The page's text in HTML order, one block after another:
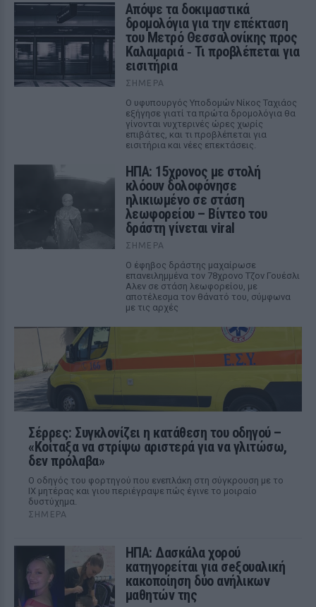
Απόψε τα δοκιμαστικά
δρομολόγια για την επέκταση
του Μετρό Θεσσαλονίκης προς
Καλαμαριά ‑ Τι προβλέπεται για
εισιτήρια
ΣΉΜΕΡΑ
Ο υφυπουργός Υποδομών Νίκος Ταχιάος
εξήγησε γιατί τα πρώτα δρομολόγια θα
γίνονται νυχτερινές ώρες χωρίς
επιβάτες, και τι προβλέπεται για
εισιτήρια και νέες επεκτάσεις.
ΗΠΑ: 15χρονος με στολή
κλόουν δολοφόνησε
ηλικιωμένο σε στάση
λεωφορείου – Βίντεο του
δράστη γίνεται viral
ΣΉΜΕΡΑ
Ο έφηβος δράστης μαχαίρωσε
επανειλημμένα τον 78χρονο Τζον Γουέσλι
Αλεν σε στάση λεωφορείου, με
αποτέλεσμα τον θάνατό του, σύμφωνα
με τις αρχές
Σέρρες: Συγκλονίζει η κατάθεση του οδηγού –
«Κοίταξα να στρίψω αριστερά για να γλιτώσω,
δεν πρόλαβα»
Ο οδηγός του φορτηγού που ενεπλάκη στη σύγκρουση με το
ΙΧ μητέρας και γιου περιέγραψε πώς έγινε το μοιραίο
δυστύχημα.
ΣΉΜΕΡΑ
ΗΠΑ: Δασκάλα χορού
κατηγορείται για σeξουαλική
κακοποίηση δύο ανήλικων
μαθητών της